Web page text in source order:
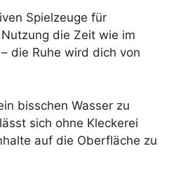
Spielzeuge für
die Zeit wie im
die Ruhe wird dich von
bisschen Wasser zu
sich ohne Kleckerei
auf die Oberfläche zu